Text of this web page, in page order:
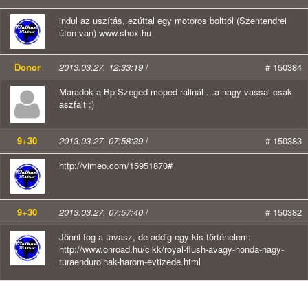
indul az uszítás, ezúttal egy motoros bolttól (Szentendrei
úton van) www.shox.hu
Donor 2013.03.27. 12:33:19 /
# 150384
Maradok a Bp-Szeged moped ralinál ...a nagy vassal csak
aszfalt :)
9+30 2013.03.27. 07:58:39 /
# 150383
http://vimeo.com/15951870#
9+30 2013.03.27. 07:57:40 /
# 150382
Jönni fog a tavasz, de addig egy kis történelem:
http://www.onroad.hu/cikk/royal-flush-avagy-honda-nagy-
turaenduroinak-harom-evtizede.html